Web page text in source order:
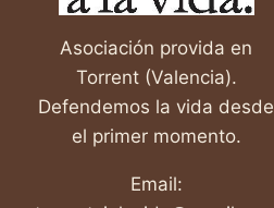
Asociación provida en
Torrent (Valencia).
Defendemos la vida desde
el primer momento.
Email: